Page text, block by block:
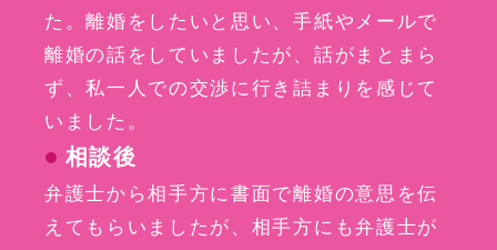
た。離婚をしたいと思い、手紙やメールで
離婚の話をしていましたが、話がまとまら
ず、私一人での交渉に行き詰まりを感じて
いました。
相談後
弁護士から相手方に書面で離婚の意思を伝
えてもらいましたが、相手方にも弁護士が